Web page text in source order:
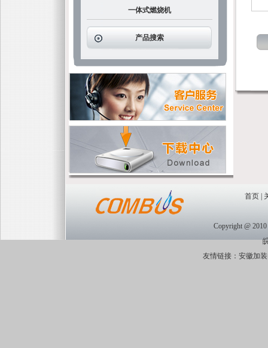
一体式燃烧机
产品搜索
首页
Copyright @
友情链接： 安徽加